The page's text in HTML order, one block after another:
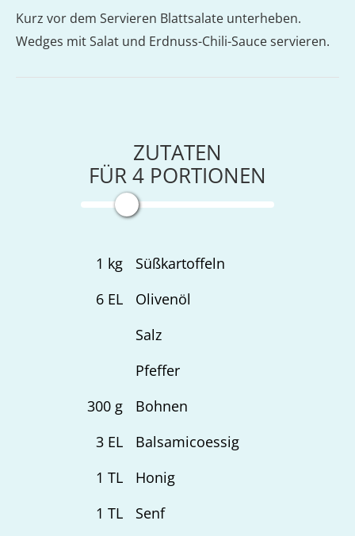
Kurz vor dem Servieren Blattsalate unterheben.
Wedges mit Salat und Erdnuss-Chili-Sauce servieren.
ZUTATEN
FÜR4 PORTIONEN
1 kg
Süßkartoffeln
6EL
Olivenöl
Salz
Pfeffer
300g
Bohnen
3EL
Balsamicoessig
1 TL
Honig
1 TL
Senf